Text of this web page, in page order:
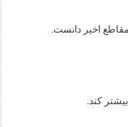
اخیر دانست.
کند.